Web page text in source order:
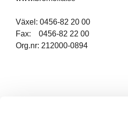
Växel: 0456-82 20 00
Fax: 0456-82 22 00
Org.nr: 212000-0894